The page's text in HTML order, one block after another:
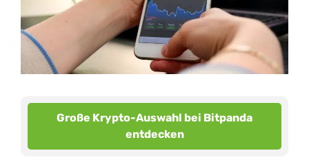
Große Krypto-Auswahl bei Bitpanda
entdecken